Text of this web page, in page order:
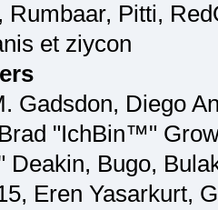
Rumbaar, Pitti,
et ziycon
Gadsdon, Diego
"IchBin™"
Deakin, Bugo,
Eren Yasarkurt,